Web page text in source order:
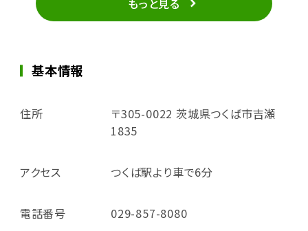
基本情報
住所
〒305-0022 茨城県つくば市吉瀬
1835
アクセス つくば駅より車で6分
電話番号 029-857-8080